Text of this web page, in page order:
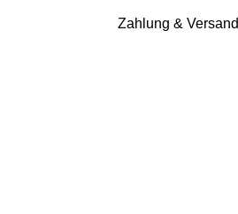
Zahlung & Versand